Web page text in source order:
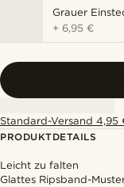
Grauer
+6,95 €
Standard-Versand
PRODUKTDETAILS
Leicht zu falten
Glattes Ripsband-